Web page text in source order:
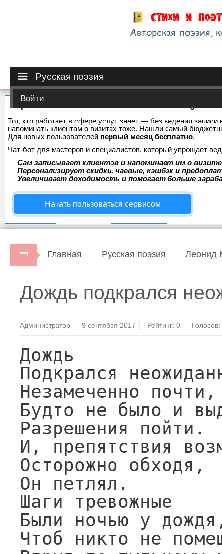
Русская поэзия
Войти
Тот, кто работает в сфере услуг, знает — без ведения
напоминать клиентам о визитах тоже. Нашли самый
Для новых пользователей первый месяц бесплатно.
Чат-бот для мастеров и специалистов, который упрощает
— Сам записывает клиентов и напоминает им о
— Персонализирует скидки, чаевые, кэшбэк и
— Увеличивает доходимость и помогает больше
Начать пользоваться сервисом
Главная Русская поэзия Леонид
Дождь подкрался
Администратор 9 сентября 2017 Рейтинг:0 Голосов:
Дождь
Подкрался
Незамеченно почти,
Будто не было и
Разрешения пойти.
И, препятствия
Осторожно обходя,
Он петлял.
Шаги тревожные
Были ночью у
Чтоб никто не